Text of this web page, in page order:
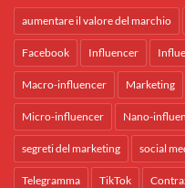
aumentare il valore del marchio
Facebook Influencer
Macro-influencer Marketing
Micro-influencer Nano-
segreti del marketing social
Telegramma TikTok